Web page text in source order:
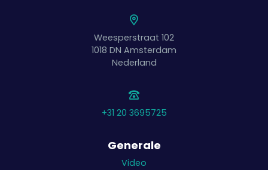
Weesperstraat 102
1018 DN Amsterdam
Nederland
+31 20 3695725
Generale
Video